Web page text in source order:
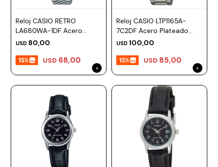
Reloj CASIO RETRO
LA680WA-1DF Acero
Plateado Esfera 28mm
USD 80,00
USD 68,00
Reloj CASIO LTP1165A-
7C2DF Acero Plateado
Esfera 21mm
USD 100,00
USD 85,00